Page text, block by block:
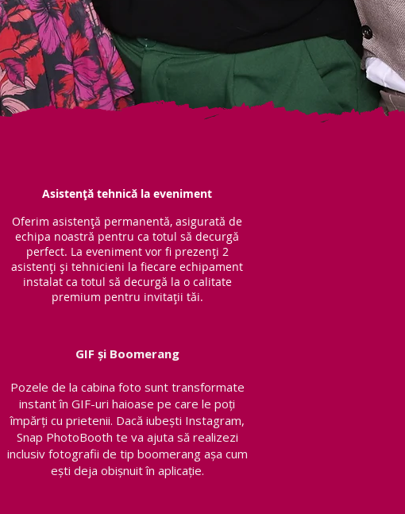
Asistență tehnică la eveniment
Oferim asistență permanentă, asigurată de
echipa noastră pentru ca totul să decurgă
perfect. La eveniment vor fi prezenți 2
asistenți și tehnicieni la fiecare echipament
instalat ca totul să decurgă la o calitate
premium pentru invitații tăi.
GIF și Boomerang
Pozele de la cabina foto sunt transformate
instant în GIF-uri haioase pe care le poți
împărți cu prietenii. Dacă iubești Instagram,
Snap PhotoBooth te va ajuta să realizezi
inclusiv fotografii de tip boomerang așa cum
ești deja obișnuit în aplicație.